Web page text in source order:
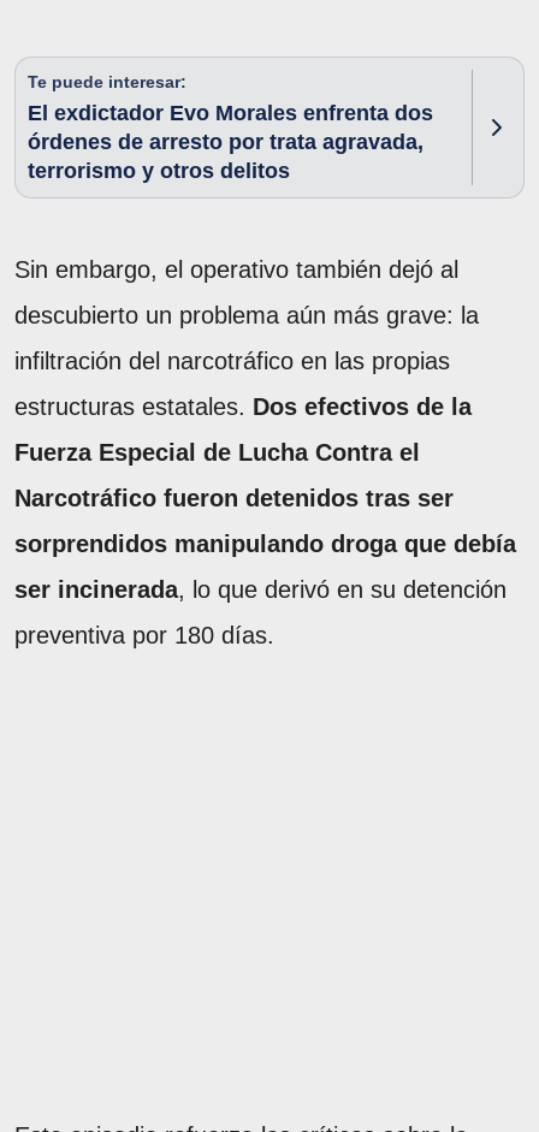
Te puede interesar:
El exdictador Evo Morales enfrenta dos
órdenes de arresto por trata agravada,
terrorismo y otros delitos
Sin embargo, el operativo también dejó al
descubierto un problema aún más grave: la
infiltración del narcotráfico en las propias
estructuras estatales. Dos efectivos de la
Fuerza Especial de Lucha Contra el
Narcotráfico fueron detenidos tras ser
sorprendidos manipulando droga que debía
ser incinerada, lo que derivó en su detención
preventiva por 180 días.